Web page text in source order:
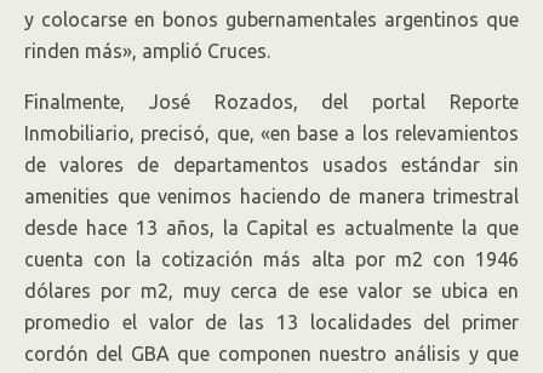
y colocarse en bonos gubernamentales argentinos que
rinden más», amplió Cruces.
Finalmente, José Rozados, del portal Reporte
Inmobiliario, precisó, que, «en base a los relevamientos
de valores de departamentos usados estándar sin
amenities que venimos haciendo de manera trimestral
desde hace 13 años, la Capital es actualmente la que
cuenta con la cotización más alta por m2 con 1946
dólares por m2, muy cerca de ese valor se ubica en
promedio el valor de las 13 localidades del primer
cordón del GBA que componen nuestro análisis y que